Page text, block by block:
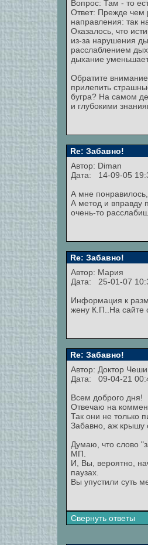
Вопрос: Там - то
Ответ: Прежде чем
направления: так
Оказалось, что
из-за нарушения
расслаблением
дыхание
Обратите
прилепить
бугра? На самом
и глубокими
Re: Забавно!
Автор: Diman
Дата: 14-09-05
А мне
А метод и вправду
очень-то
Re: Забавно!
Автор: Мария
Дата: 25-01-07
Информация к
жену К.П..На сайте
Re: Забавно!
Автор: Доктор
Дата: 09-04-21
Всем доброго дня!
Отвечаю на
Так они не только
Забавно, аж крышу
Думаю, что слово
МП.
И, Вы, вероятно,
паузах.
Вы упустили суть
Свернуть ответы